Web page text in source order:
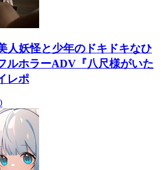
人妖怪と少年のドキドキなひ
ルホラーADV『八尺様がいた
レポ